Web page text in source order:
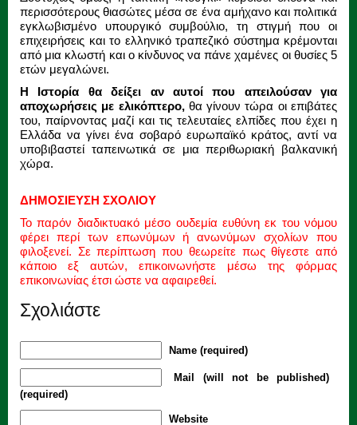
περισσότερους θιασώτες μέσα σε ένα αμήχανο και πολιτικά
εγκλωβισμένο υπουργικό συμβούλιο, τη στιγμή που οι
επιχειρήσεις και το ελληνικό τραπεζικό σύστημα κρέμονται
από μια κλωστή και ο κίνδυνος να πάνε χαμένες οι θυσίες 5
ετών μεγαλώνει.
Η Ιστορία θα δείξει αν αυτοί που απειλούσαν για
αποχωρήσεις με ελικόπτερο, θα γίνουν τώρα οι επιβάτες
του, παίρνοντας μαζί και τις τελευταίες ελπίδες που έχει η
Ελλάδα να γίνει ένα σοβαρό ευρωπαϊκό κράτος, αντί να
υποβιβαστεί ταπεινωτικά σε μια περιθωριακή βαλκανική
χώρα.
ΔΗΜΟΣΙΕΥΣΗ ΣΧΟΛΙΟΥ
Το παρόν διαδικτυακό μέσο ουδεμία ευθύνη εκ του νόμου
φέρει περί των επωνύμων ή ανωνύμων σχολίων που
φιλοξενεί. Σε περίπτωση που θεωρείτε πως θίγεστε από
κάποιο εξ αυτών, επικοινωνήστε μέσω της φόρμας
επικοινωνίας έτσι ώστε να αφαιρεθεί.
Σχολιάστε
Name (required)
Mail (will not be published)
(required)
Website